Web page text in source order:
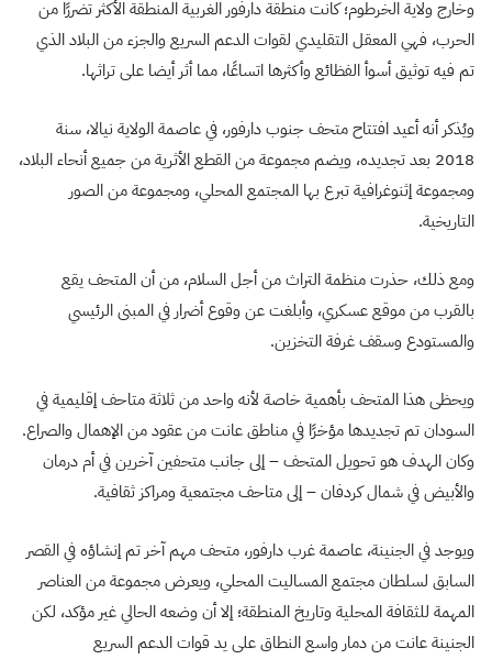
وخارج ولاية الخرطوم؛ كانت منطقة دارفور الغربية المنطقة الأكثر تضررًا من
الحرب، فهي المعقل التقليدي لقوات الدعم السريع والجزء من البلاد الذي
تم فيه توثيق أسوأ الفظائع وأكثرها اتساعًا، مما أثر أيضا على تراثها.
ويُذكر أنه أعيد افتتاح متحف جنوب دارفور، في عاصمة الولاية نيالا، سنة
2018 بعد تجديده، ويضم مجموعة من القطع الأثرية من جميع أنحاء البلاد،
ومجموعة إثنوغرافية تبرع بها المجتمع المحلي، ومجموعة من الصور
التاريخية.
ومع ذلك، حذرت منظمة التراث من أجل السلام، من أن المتحف يقع
بالقرب من موقع عسكري، وأبلغت عن وقوع أضرار في المبنى الرئيسي
والمستودع وسقف غرفة التخزين.
ويحظى هذا المتحف بأهمية خاصة لأنه واحد من ثلاثة متاحف إقليمية في
السودان تم تجديدها مؤخرًا في مناطق عانت من عقود من الإهمال والصراع.
وكان الهدف هو تحويل المتحف – إلى جانب متحفين آخرين في أم درمان
والأبيض في شمال كردفان – إلى متاحف مجتمعية ومراكز ثقافية.
ويوجد في الجنينة، عاصمة غرب دارفور، متحف مهم آخر تم إنشاؤه في القصر
السابق لسلطان مجتمع المساليت المحلي، ويعرض مجموعة من العناصر
المهمة للثقافة المحلية وتاريخ المنطقة؛ إلا أن وضعه الحالي غير مؤكد، لكن
الجنينة عانت من دمار واسع النطاق على يد قوات الدعم السريع